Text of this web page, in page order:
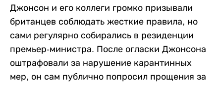
Джонсон и его коллеги громко призывали
британцев соблюдать жесткие правила, но
сами регулярно собирались в резиденции
премьер-министра. После огласки Джонсона
оштрафовали за нарушение карантинных
мер, он сам публично попросил прощения за